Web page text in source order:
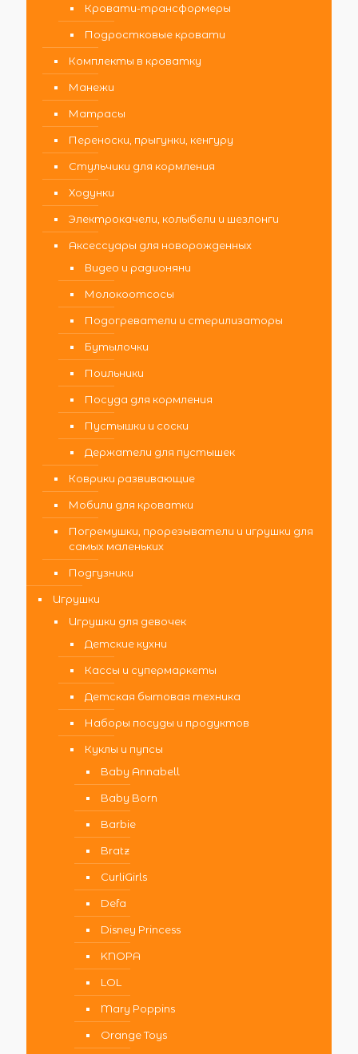
Кровати-трансформеры
Подростковые кровати
Комплекты в кроватку
Манежи
Матрасы
Переноски, прыгунки, кенгуру
Стульчики для кормления
Ходунки
Электрокачели, колыбели и шезлонги
Аксессуары для новорожденных
Видео и радионяни
Молокоотсосы
Подогреватели и стерилизаторы
Бутылочки
Поильники
Посуда для кормления
Пустышки и соски
Держатели для пустышек
Коврики развивающие
Мобили для кроватки
Погремушки, прорезыватели и игрушки для
самых маленьких
Подгузники
Игрушки
Игрушки для девочек
Детские кухни
Кассы и супермаркеты
Детская бытовая техника
Наборы посуды и продуктов
Куклы и пупсы
Baby Annabell
Baby Born
Barbie
Bratz
CurliGirls
Defa
Disney Princess
KNOPA
LOL
Mary Poppins
Orange Toys